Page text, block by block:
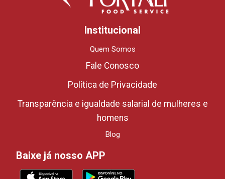
Institucional
Quem Somos
Fale Conosco
Política de Privacidade
Transparência e igualdade salarial de mulheres e
homens
Blog
Baixe já nosso APP